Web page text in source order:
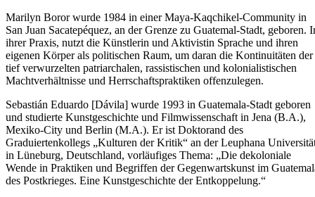
Marilyn Boror wurde 1984 in einer Maya-Kaqchikel-Community in
San Juan Sacatepéquez, an der Grenze zu Guatemal-Stadt, geboren.
ihrer Praxis, nutzt die Künstlerin und Aktivistin Sprache und ihren
eigenen Körper als politischen Raum, um daran die Kontinuitäten der
tief verwurzelten patriarchalen, rassistischen und kolonialistischen
Machtverhältnisse und Herrschaftspraktiken offenzulegen.
Sebastián Eduardo [Dávila] wurde 1993 in Guatemala-Stadt geboren
und studierte Kunstgeschichte und Filmwissenschaft in Jena (B.A.),
Mexiko-City und Berlin (M.A.). Er ist Doktorand des
Graduiertenkollegs „Kulturen der Kritik“ an der Leuphana
in Lüneburg, Deutschland, vorläufiges Thema: „Die dekoloniale
Wende in Praktiken und Begriffen der Gegenwartskunst im
des Postkrieges. Eine Kunstgeschichte der Entkoppelung.“